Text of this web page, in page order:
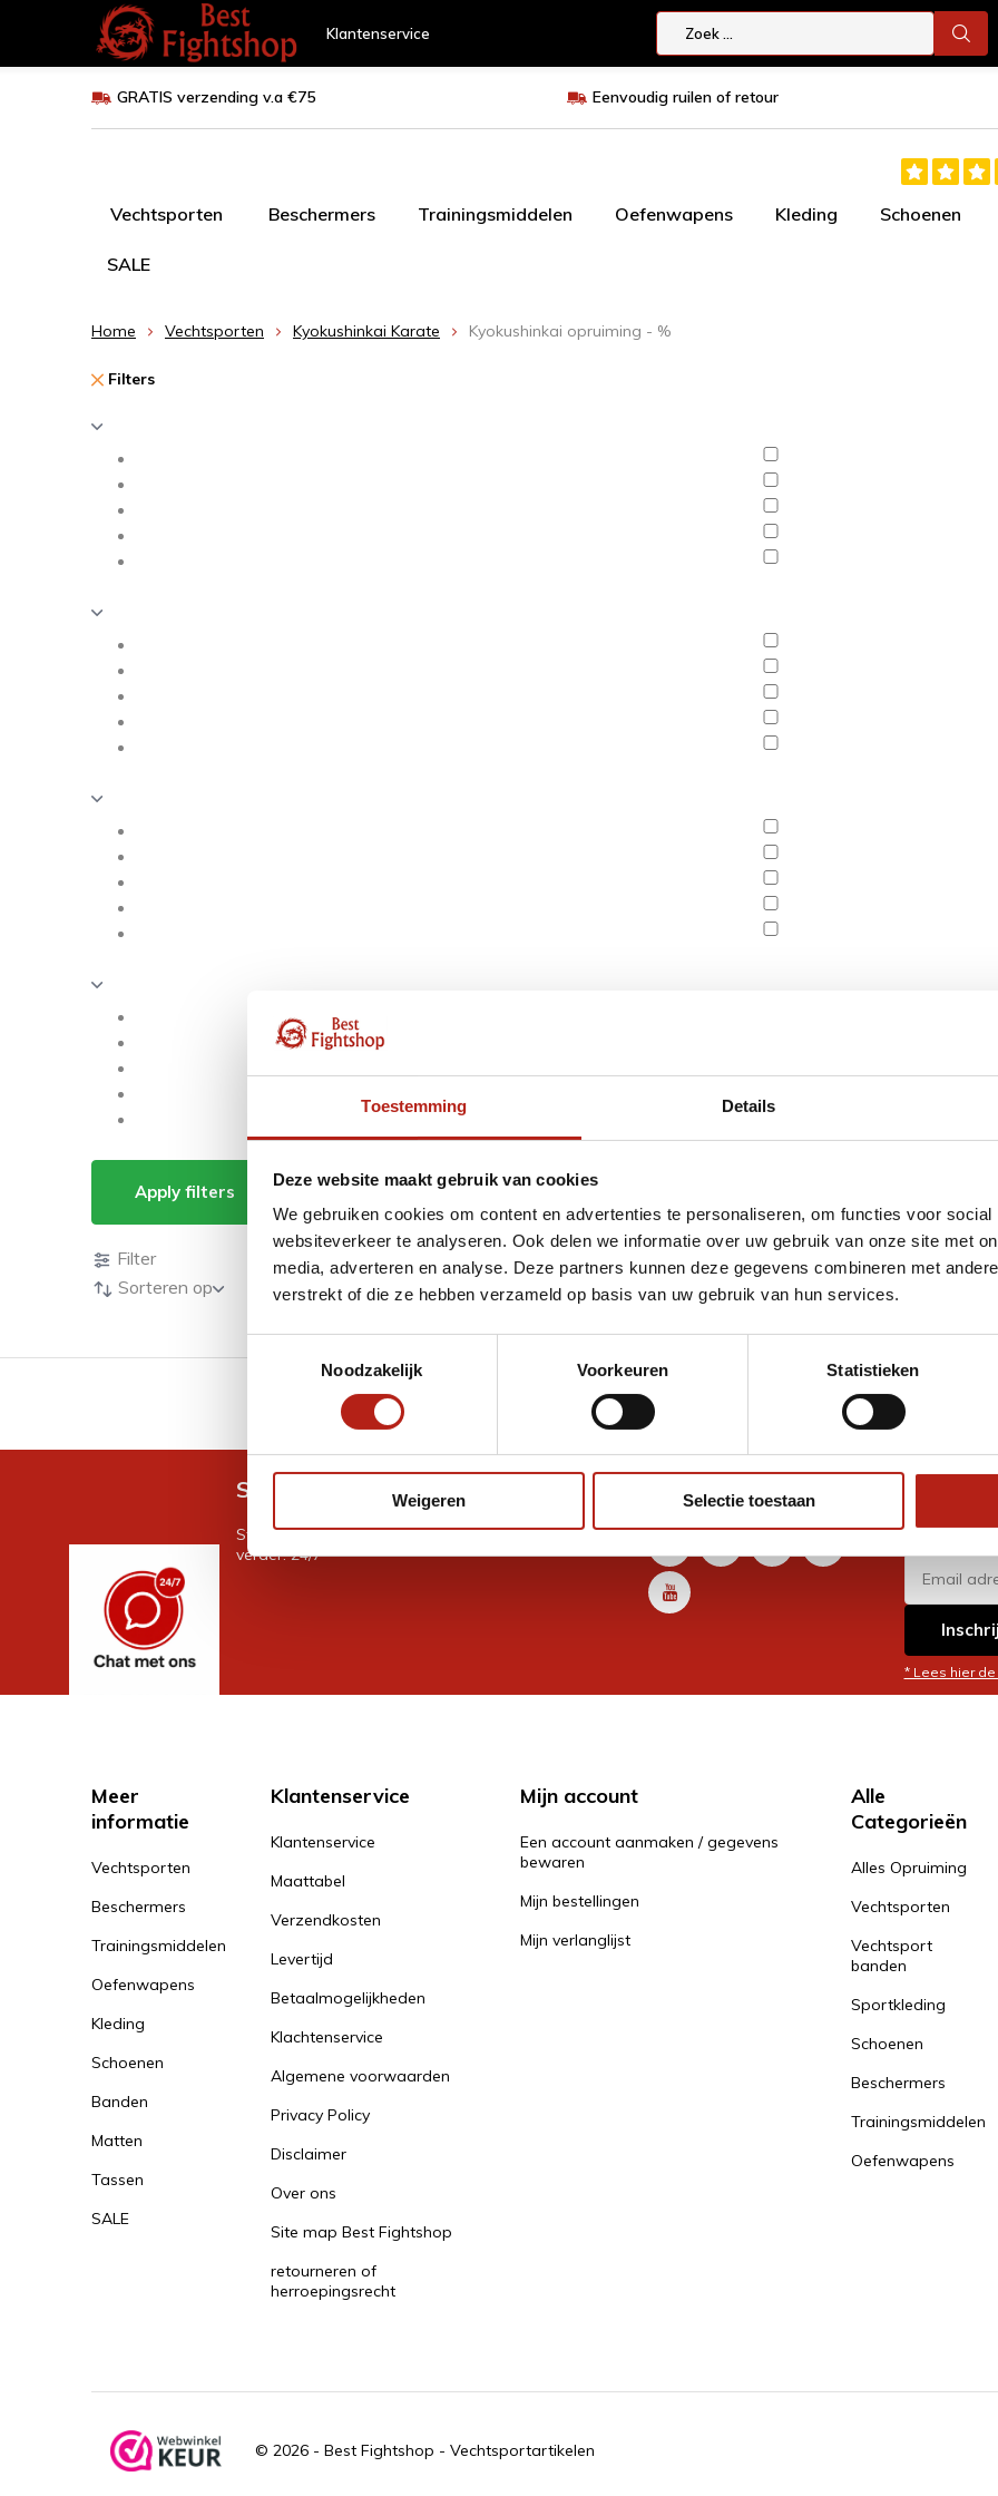
Toestemming Details
Deze website maakt gebruik van cookies
We gebruiken cookies om content en advertenties te personaliseren, om functies voor
websiteverkeer te analyseren. Ook delen we informatie over uw gebruik van onze site met
media, adverteren en analyse. Deze partners kunnen deze gegevens combineren met
verstrekt of die ze hebben verzameld op basis van uw gebruik van hun services.
Noodzakelijk
Voorkeuren Statistieken
Weigeren Selectie toestaan
Klantenservice
GRATIS verzending v.a €75 Eenvoudig ruilen of retour
Vechtsporten Beschermers Trainingsmiddelen Oefenwapens Kleding Schoenen
SALE
Home Vechtsporten Kyokushinkai Karate Kyokushinkai opruiming - %
Filters
Apply filters Bekijk hier Kyokushinkai opruiming
Producten
Filter
Sorteren op
GRATIS verzending v.a €75 Eenvoudig ruilen of retour
Snel antwoord op je vraag?
Stel je vraag in de chat, en we helpen je graag
verder. 24/7
Volg ons
* Lees hier
Meer
informatie
Vechtsporten
Beschermers
Trainingsmiddelen
Oefenwapens
Kleding
Schoenen
Banden
Matten
Tassen
SALE
Klantenservice
Klantenservice
Maattabel
Verzendkosten
Levertijd
Betaalmogelijkheden
Klachtenservice
Algemene voorwaarden
Privacy Policy
Disclaimer
Over ons
Site map Best Fightshop
retourneren of
herroepingsrecht
Mijn account
Een account aanmaken / gegevens
bewaren
Mijn bestellingen
Mijn verlanglijst
Alle
Categorieën
Alles Opruiming
Vechtsporten
Vechtsport
banden
Sportkleding
Schoenen
Beschermers
Trainingsmiddelen
Oefenwapens
© 2026 - Best Fightshop - Vechtsportartikelen